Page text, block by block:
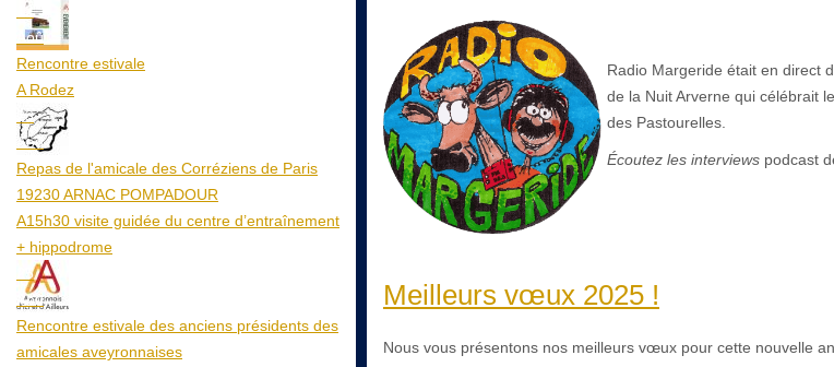
12
Aoû
Rencontre estivale
A Rodez
23
Aoû
Repas de l'amicale des Corréziens de Paris
19230 ARNAC POMPADOUR
A15h30 visite guidée du centre d’entraînement
+ hippodrome
25
Aoû
Rencontre estivale des anciens présidents des
amicales aveyronnaises
Radio Margeride était en direct
de la Nuit Arverne qui célébrait
des Pastourelles.
Écoutez les interviews podcast
Meilleurs vœux 2025 !
Nous vous présentons nos meilleurs vœux pour cette nouvelle